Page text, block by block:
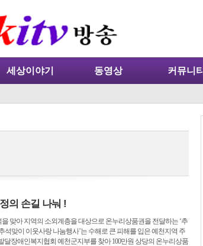
세상이야기 동영상 커뮤니티
의 손길 나눠 !
맞아 지역의 소외계층을 대상으로 온누리상품권을 전달하는 ‘추
석맞이 이웃사랑 나눔행사’는 수해로 큰 피해를 입은 예천지역 주
장애인복지협회 예천군지부를 찾아 100만원 상당의 온누리상품